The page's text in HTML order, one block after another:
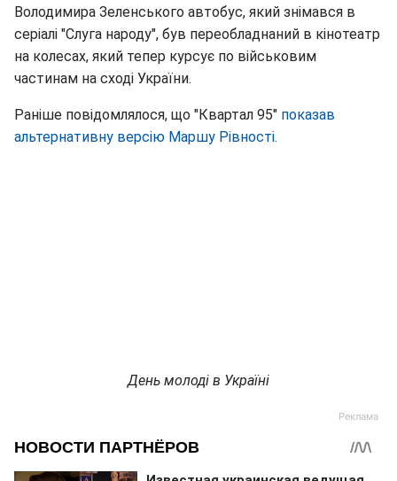
Володимира Зеленського автобус, який знімався в
серіалі "Слуга народу", був переобладнаний в кінотеатр
на колесах, який тепер курсує по військовим
частинам на сході України.
Раніше повідомлялося, що "Квартал 95" показав
альтернативну версію Маршу Рівності.
День молоді в Україні